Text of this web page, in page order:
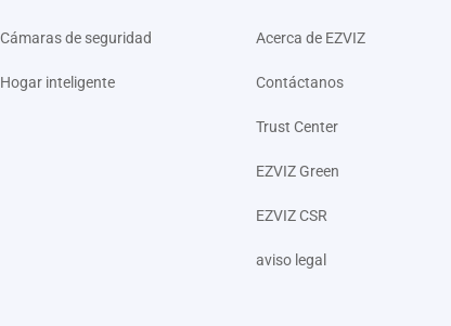
Cámaras de seguridad
Hogar inteligente
Acerca de EZVIZ
Contáctanos
Trust Center
EZVIZ Green
EZVIZ CSR
aviso legal